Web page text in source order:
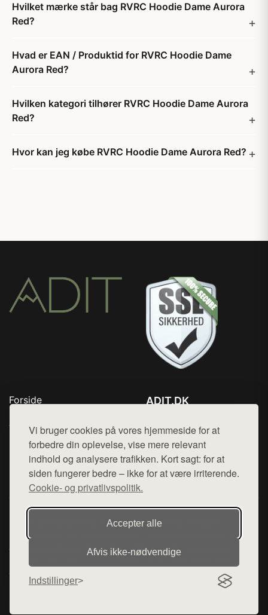
Vi bruger cookies på vores hjemmeside for at
forbedre din oplevelse, vise mere relevant
indhold og analysere trafikken. Kort sagt: for at
siden fungerer bedre – ikke for at være irriterende.
Cookie- og privatlivspolitik.
Accepter alle
Afvis ikke‑nødvendige
Indstillinger
Hvilket mærke står bag RVRC Hoodie Dame Aurora
Red?
Hvad er EAN / Produktid for RVRC Hoodie Dame
Aurora Red?
Hvilken kategori tilhører RVRC Hoodie Dame Aurora
Red?
Hvor kan jeg købe RVRC Hoodie Dame Aurora Red?
Forside
Top Rabatter
Blog
Kontakt
ADIT.DK
Mail: hej@want.dk
Cookie- og privatlivspolitik
Denne side er en del af want.dk, der udgiver en række
hjemmesider med præsentation af forskellige produkter fra
diverse webshops. Der sælges ikke varer fra denne side - vi
henviser til de shops, som sælger varen. Vi har heller ikke
varerne på lager.